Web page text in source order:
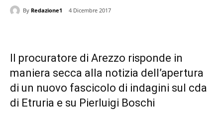
By Redazione1 4 Dicembre 2017
Il procuratore di Arezzo risponde in
maniera secca alla notizia dell’apertura
di un nuovo fascicolo di indagini sul cda
di Etruria e su Pierluigi Boschi